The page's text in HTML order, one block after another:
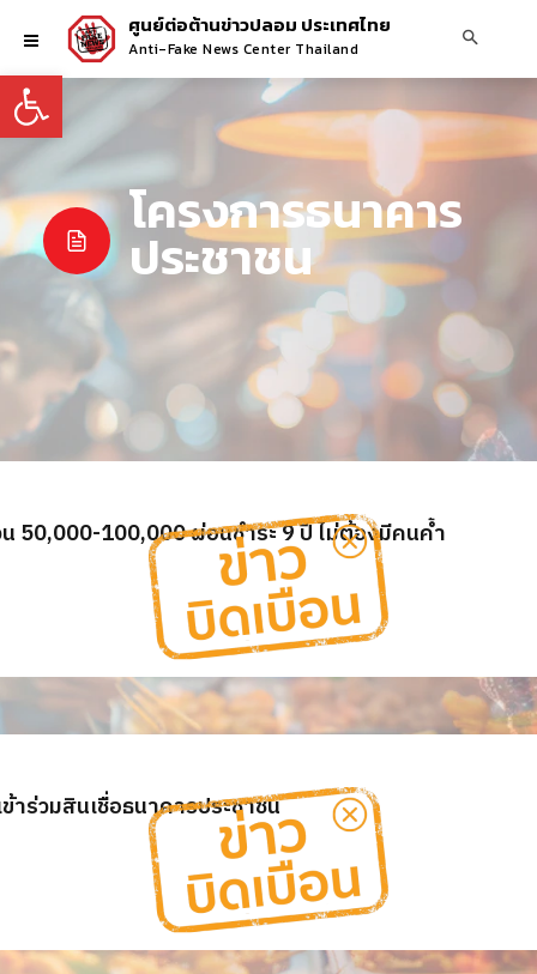
Open toolbar
ศูนย์ต่อต้านข่าวปลอม ประเทศไทย
Anti-Fake News Center Thailand
โครงการธนาคาร
ประชาชน
50,000-100,000 ผ่อนชำระ 9 ปี ไม่ต้องมีคนค้ำ
าร่วมสินเชื่อธนาคารประชาชน